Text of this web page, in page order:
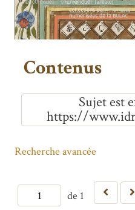
Contenus
Sujet est
https://
de 1
Recherche avancée